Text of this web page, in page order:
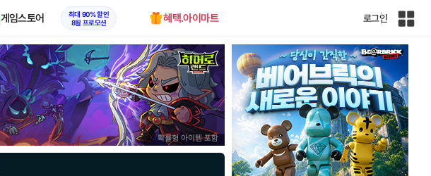
게임스토어
최대 90% 할인
8월 프로모션
혜택.아이마트 로그인
인
사
이
트
맵